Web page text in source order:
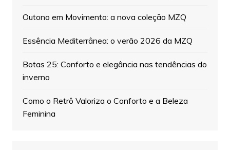
Outono em Movimento: a nova coleção MZQ
Essência Mediterrânea: o verão 2026 da MZQ
Botas 25: Conforto e elegância nas tendências do
inverno
Como o Retrô Valoriza o Conforto e a Beleza
Feminina